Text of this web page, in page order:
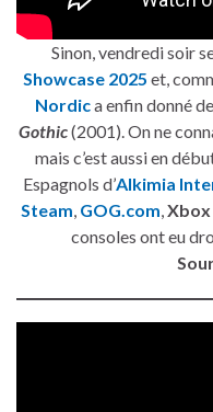
Sinon, vendredi soir
Showcase 2025 et,
Nordica enfin donné
Gothic(2001). On ne
mais c’est aussi en
Espagnols d’Alkimia
Steam GOG.com Xbox
consoles ont eu